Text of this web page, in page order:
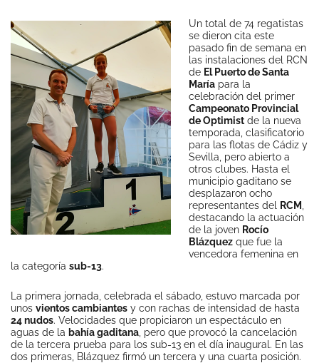
Un total de 74 regatistas
se dieron cita este
pasado fin de semana en
las instalaciones del RCN
de El Puerto de Santa
María para la
celebración del primer
Campeonato Provincial
de Optimist de la nueva
temporada, clasificatorio
para las flotas de Cádiz y
Sevilla, pero abierto a
otros clubes. Hasta el
municipio gaditano se
desplazaron ocho
representantes del RCM
destacando la actuación
de la joven Rocío
Blázquez que fue la
vencedora femenina en
la categoría sub-13.
La primera jornada, celebrada el sábado, estuvo marcada por
unos vientos cambiantes y con rachas de intensidad de hasta
24 nudos. Velocidades que propiciaron un espectáculo en
aguas de la bahía gaditana , pero que provocó la cancelación
de la tercera prueba para los sub-13 en el día inaugural. En las
dos primeras, Blázquez firmó un tercera y una cuarta posición.